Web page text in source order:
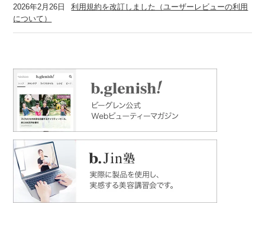
2026年2月26日
利用規約を改訂しました（ユーザーレビューの利用
について）